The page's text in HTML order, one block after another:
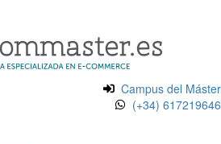
Campus del Máster
(+34) 617219646